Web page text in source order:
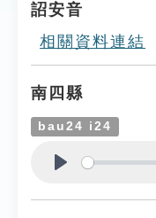
詔安音
相關資料連結
南四縣
bau24 i24